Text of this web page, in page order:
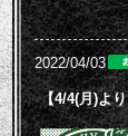
2022/04/03
【4/4(月)よ